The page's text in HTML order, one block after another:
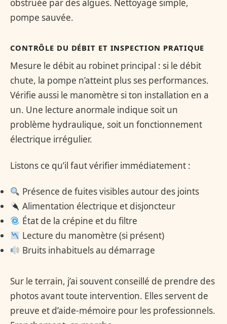
obstruée par des algues. Nettoyage simple,
pompe sauvée.
CONTRÔLE DU DÉBIT ET INSPECTION PRATIQUE
Mesure le débit au robinet principal : si le débit
chute, la pompe n’atteint plus ses performances.
Vérifie aussi le manomètre si ton installation en a
un. Une lecture anormale indique soit un
problème hydraulique, soit un fonctionnement
électrique irrégulier.
Listons ce qu’il faut vérifier immédiatement :
Présence de fuites visibles autour des joints
Alimentation électrique et disjoncteur
État de la crépine et du filtre
Lecture du manomètre (si présent)
Bruits inhabituels au démarrage
Sur le terrain, j’ai souvent conseillé de prendre des
photos avant toute intervention. Elles servent de
preuve et d’aide-mémoire pour les professionnels.